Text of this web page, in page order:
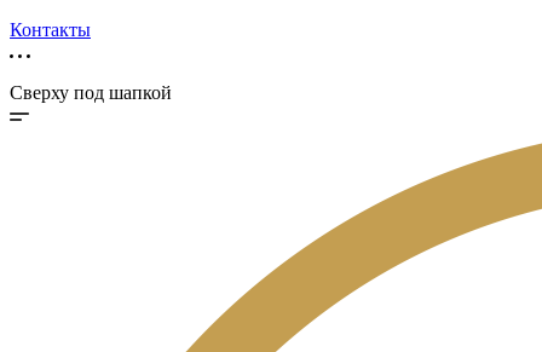
Контакты
Сверху под шапкой